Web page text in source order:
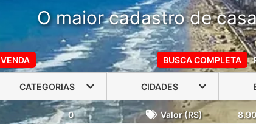
O maior cadastro de
VENDA BUSCA COMPLETA
CATEGORIAS CIDADES
0 Valor (R$)